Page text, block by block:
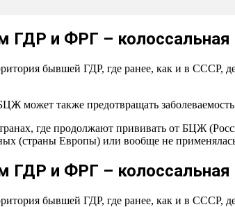
ГДР и ФРГ – колоссальная
бывшей ГДР, где ранее, как и в
может также предотвращать
где продолжают прививать от БЦЖ
(страны Европы) или вообще не
ГДР и ФРГ – колоссальная
бывшей ГДР, где ранее, как и в